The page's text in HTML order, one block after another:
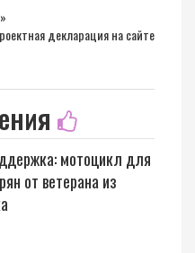
декларация на сайте
мотоцикл для
от ветерана из